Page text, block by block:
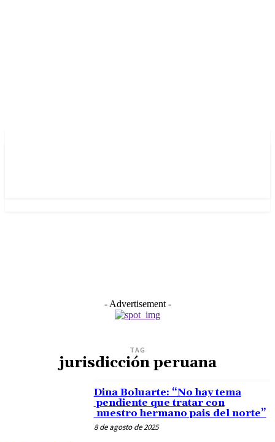
- Advertisement -
TAG
jurisdicción peruana
Dina Boluarte: “No hay tema
pendiente que tratar con
nuestro hermano pais del norte”
8 de agosto de 2025